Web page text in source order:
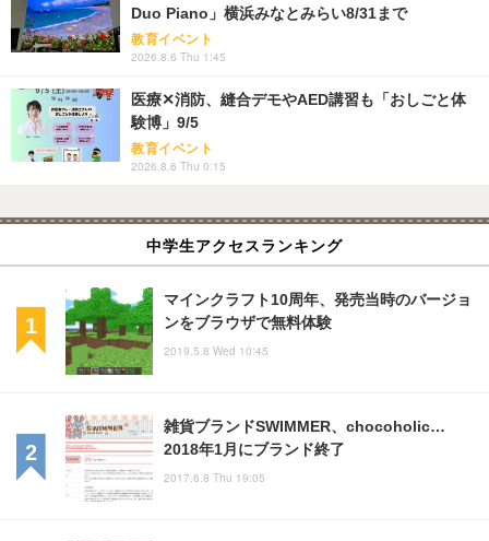
Duo Piano」横浜みなとみらい8/31まで
教育イベント
2026.8.6 Thu 1:45
医療✕消防、縫合デモやAED講習も「おしごと体
験博」9/5
教育イベント
2026.8.6 Thu 0:15
中学生アクセスランキング
マインクラフト10周年、発売当時のバージョ
ンをブラウザで無料体験
2019.5.8 Wed 10:45
雑貨ブランドSWIMMER、chocoholic…
2018年1月にブランド終了
2017.6.8 Thu 19:05